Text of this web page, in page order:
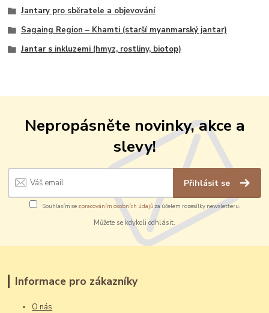
Jantary pro sběratele a objevování
Sagaing Region – Khamti (starší myanmarský jantar)
Jantar s inkluzemi (hmyz, rostliny, biotop)
Nepropásněte novinky, akce a
slevy!
Přihlásit se
Souhlasím se zpracováním osobních údajůza účelem rozesílky newsletteru.
Můžete se kdykoli odhlásit.
Informace pro zákazníky
O nás